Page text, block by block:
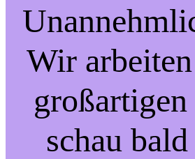
Wir
großartigen
schau